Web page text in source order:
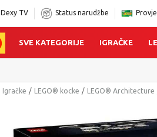
Dexy TV Status narudžbe
SVE KATEGORIJE IGRAČKE
Click&Collect -
Igračke LEGO® kocke LEGO® Architecture